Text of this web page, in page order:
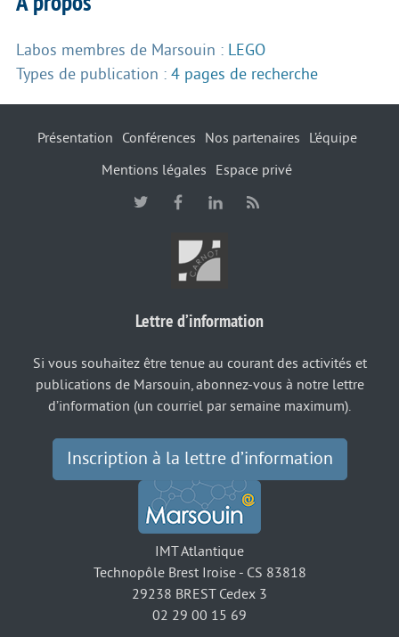
Labos membres de Marsouin : LEGO
Types de publication : 4 pages de recherche
Présentation Conférences Nos partenaires
L’équipe
Mentions légales
Espace privé
Lettre d’information
Si vous souhaitez être tenue au courant des activités et
publications de Marsouin, abonnez-vous à notre lettre
d’information (un courriel par semaine maximum).
Inscription à la lettre d’information
IMT Atlantique
Technopôle Brest Iroise - CS 83818
29238 BREST Cedex 3
02 29 00 15 69